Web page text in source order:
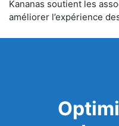
Kananas soutient les
améliorer l’expérience